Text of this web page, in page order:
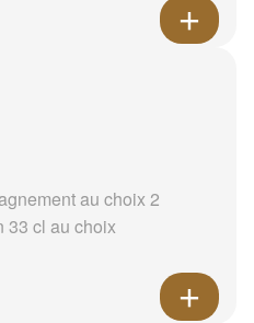
au choix 2
33 cl au choix